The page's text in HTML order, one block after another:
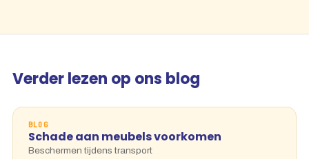
Verder lezen op ons blog
BLOG
Schade aan meubels voorkomen
Beschermen tijdens transport